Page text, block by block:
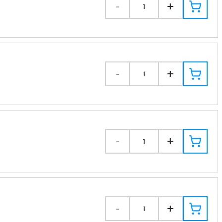
- 1 +
- 1 +
- 1 +
- 1 +